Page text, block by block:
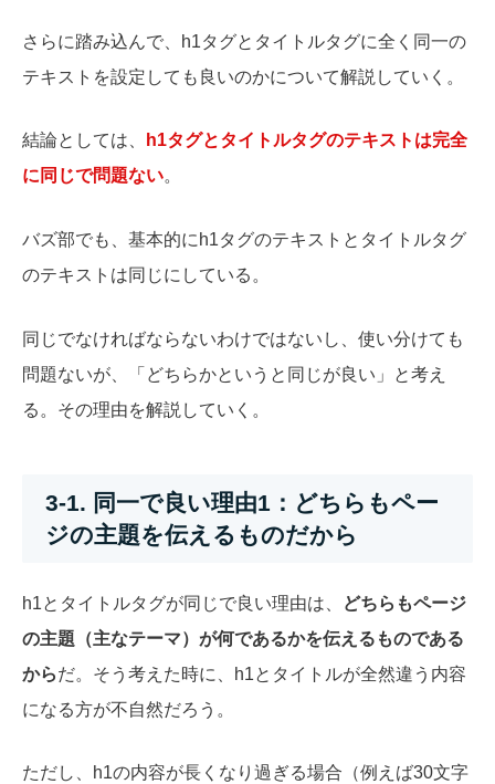
さらに踏み込んで、h1タグとタイトルタグに全く同一の
テキストを設定しても良いのかについて解説していく。
結論としては、
h1タグとタイトルタグのテキストは完全
に同じで問題ない。
バズ部でも、基本的にh1タグのテキストとタイトルタグ
のテキストは同じにしている。
同じでなければならないわけではないし、使い分けても
問題ないが、「どちらかというと同じが良い」と考え
る。その理由を解説していく。
3-1. 同一で良い理由1：どちらもペー
ジの主題を伝えるものだから
h1とタイトルタグが同じで良い理由は、
どちらもページ
の主題（主なテーマ）が何であるかを伝えるものである
からだ。そう考えた時に、h1とタイトルが全然違う内容
になる方が不自然だろう。
ただし、h1の内容が長くなり過ぎる場合（例えば30文字